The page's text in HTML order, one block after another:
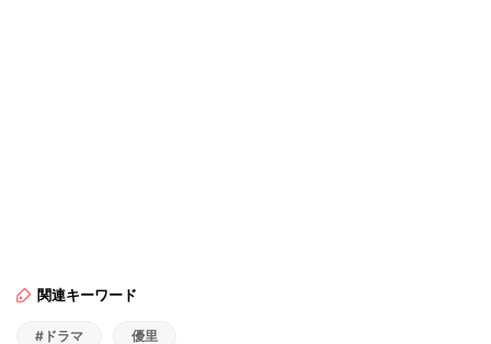
関連キーワード
#ドラマ 優里